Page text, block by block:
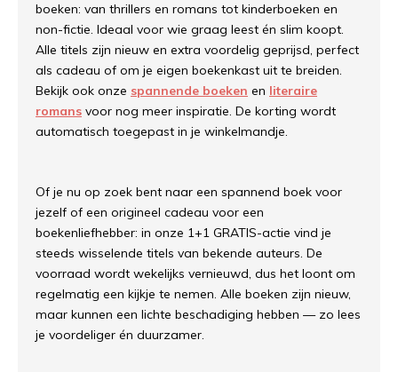
boeken: van thrillers en romans tot kinderboeken en
non-fictie. Ideaal voor wie graag leest én slim koopt.
Alle titels zijn nieuw en extra voordelig geprijsd, perfect
als cadeau of om je eigen boekenkast uit te breiden.
Bekijk ook onze spannende boeken en literaire
romans voor nog meer inspiratie. De korting wordt
automatisch toegepast in je winkelmandje.
Of je nu op zoek bent naar een spannend boek voor
jezelf of een origineel cadeau voor een
boekenliefhebber: in onze 1+1 GRATIS-actie vind je
steeds wisselende titels van bekende auteurs. De
voorraad wordt wekelijks vernieuwd, dus het loont om
regelmatig een kijkje te nemen. Alle boeken zijn nieuw,
maar kunnen een lichte beschadiging hebben — zo lees
je voordeliger én duurzamer.